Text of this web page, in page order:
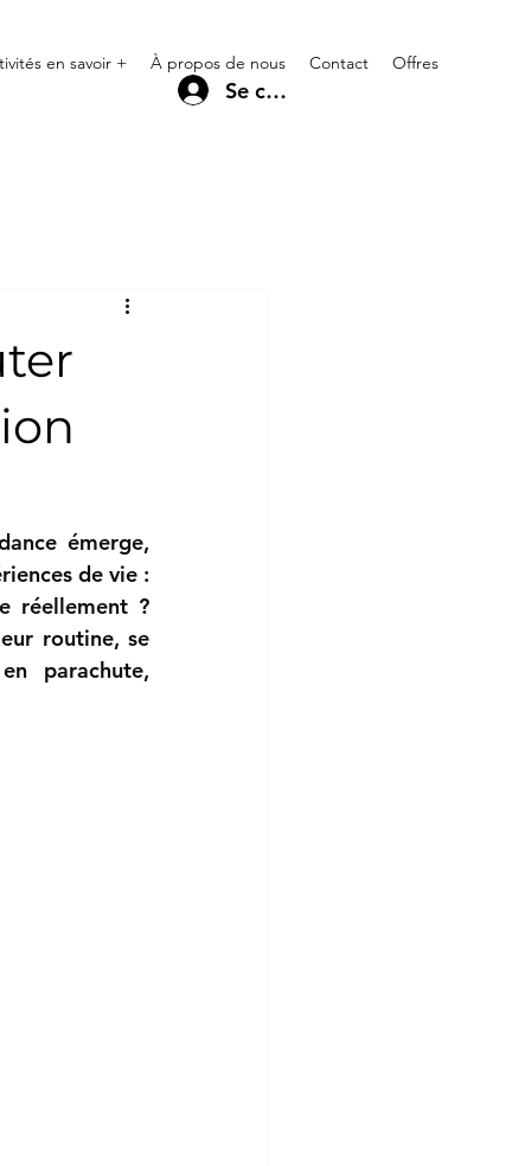
en savoir + À propos de nous Contact Offres
Se connecter
émerge,
de vie :
réellement ?
routine, se
parachute,